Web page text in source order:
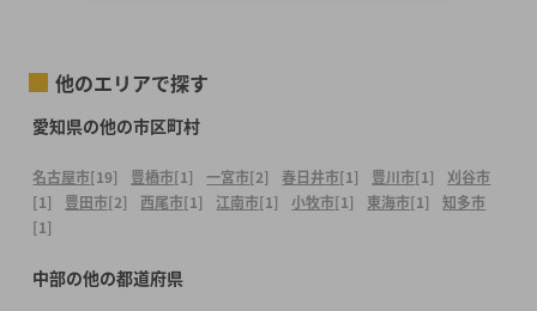
他のエリアで探す
愛知県の他の市区町村
名古屋市[19] 豊橋市[1] 一宮市[2] 春日井市[1] 豊川市[1]
刈谷市
[1]
豊田市[2] 西尾市[1] 江南市[1] 小牧市[1] 東海市[1]
知多市
[1]
中部の他の都道府県